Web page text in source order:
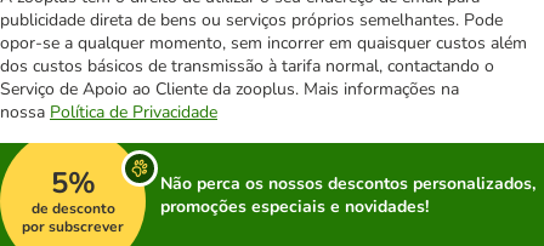
publicidade direta de bens ou serviços próprios semelhantes. Pode
opor-se a qualquer momento, sem incorrer em quaisquer custos além
dos custos básicos de transmissão à tarifa normal, contactando o
Serviço de Apoio ao Cliente da zooplus. Mais informações na
nossa Política de Privacidade
5%
de desconto
por subscrever
Não perca os nossos descontos personalizados,
promoções especiais e novidades!